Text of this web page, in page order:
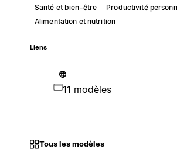
Santé et bien-être
Productivité
Alimentation et nutrition
Liens
11 modèles
Tous les modèles